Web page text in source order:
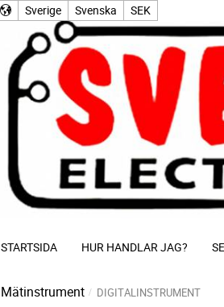
Sverige Svenska SEK
STARTSIDA HUR HANDLAR JAG?
Mätinstrument DIGITALINSTRUMENT